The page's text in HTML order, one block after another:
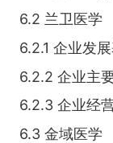
6.2 兰卫医学
6.2.1 企业发
6.2.2 企业主
6.2.3 企业经
6.3 金域医学